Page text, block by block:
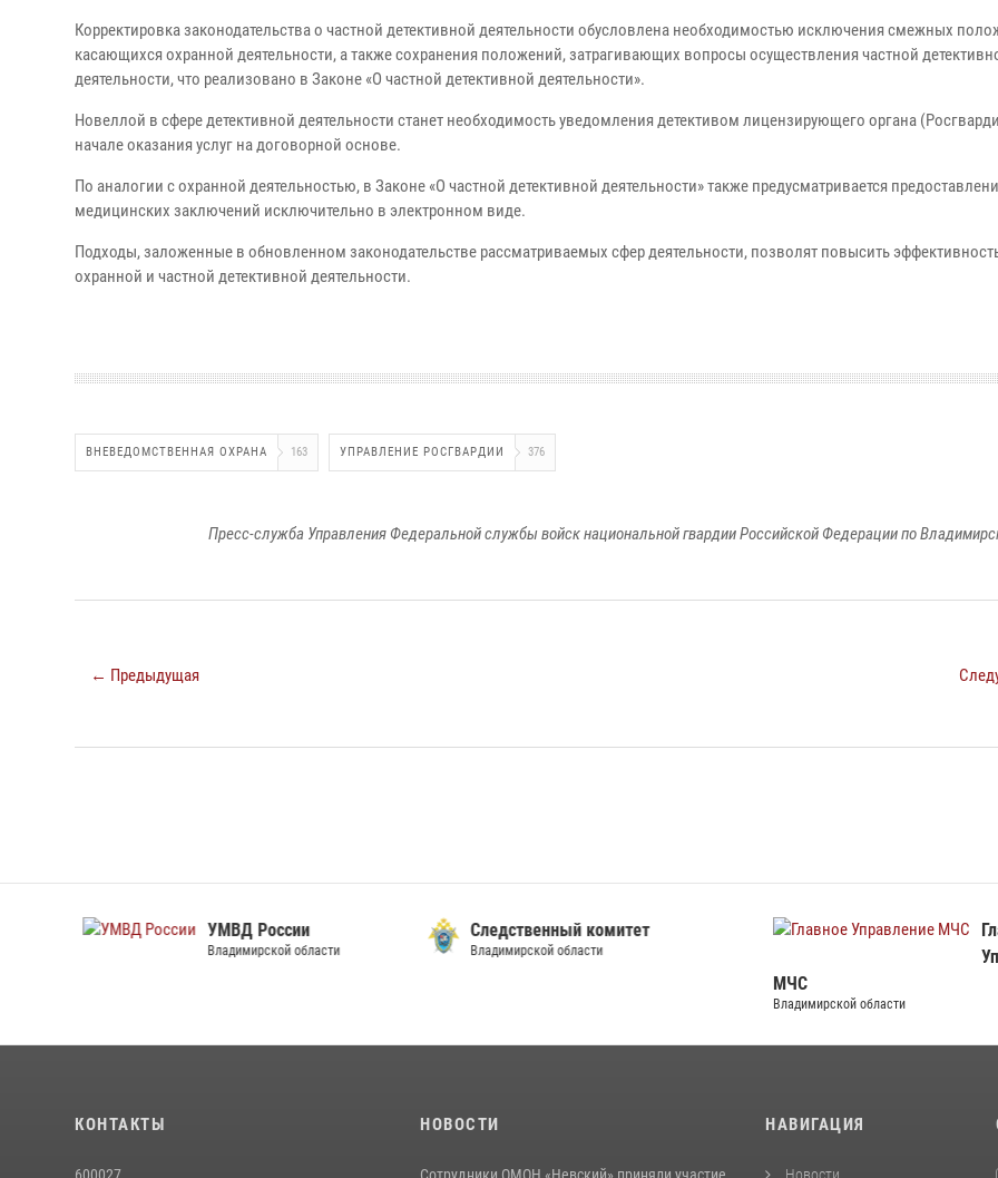
Корректировка законодательства о частной детективной деятельности обусловлена необходимостью исключения смежных
касающихся охранной деятельности, а также сохранения положений, затрагивающих вопросы осуществления частной
деятельности, что реализовано в Законе «О частной детективной деятельности».
Новеллой в сфере детективной деятельности станет необходимость уведомления детективом лицензирующего органа
начале оказания услуг на договорной основе.
По аналогии с охранной деятельностью, в Законе «О частной детективной деятельности» также предусматривается
медицинских заключений исключительно в электронном виде.
Подходы, заложенные в обновленном законодательстве рассматриваемых сфер деятельности, позволят повысить
охранной и частной детективной деятельности.
ВНЕВЕДОМСТВЕННАЯ ОХРАНА 163 УПРАВЛЕНИЕ РОСГВАРДИИ 376
Пресс-служба Управления Федеральной службы войск национальной гвардии Российской Федерации по
← Предыдущая
УМВД России
Владимирской области
Следственный комитет
Владимирской области
МЧС
Владимирской области
КОНТАКТЫ НОВОСТИ НАВИГАЦИЯ